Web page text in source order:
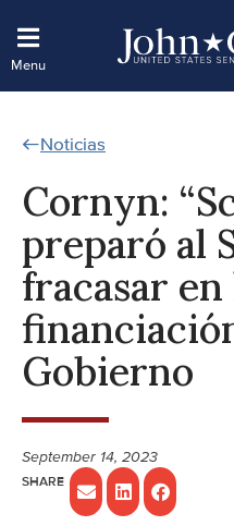
Noticias
Cornyn:
preparó al
fracasar en
Gobierno
September 14, 2023